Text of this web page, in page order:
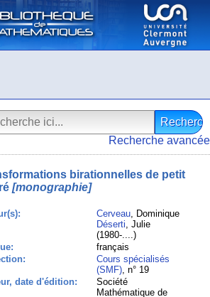
Recherche avancée
birationnelles de petit
[monographie]
Cerveau, Dominique
Déserti, Julie
(1980-....)
français
Cours spécialisés
(SMF), n° 19
date d'édition:
Société
Mathématique de